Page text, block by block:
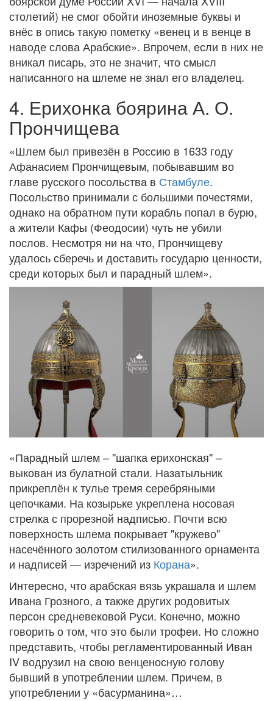
столетий) не смог обойти иноземные буквы и
внёс в опись такую пометку «венец и в венце в
наводе слова Арабские». Впрочем, если в них не
вникал писарь, это не значит, что смысл
написанного на шлеме не знал его владелец.
4. Ерихонка боярина А. О.
Прончищева
«Шлем был привезён в Россию в 1633 году
Афанасием Прончищевым, побывавшим во
главе русского посольства в Стамбуле.
Посольство принимали с большими почестями,
однако на обратном пути корабль попал в бурю,
а жители Кафы (Феодосии) чуть не убили
послов. Несмотря ни на что, Прончищеву
удалось сберечь и доставить государю ценности,
среди которых был и парадный шлем».
«Парадный шлем – "шапка ерихонская" –
выкован из булатной стали. Назатыльник
прикреплён к тулье тремя серебряными
цепочками. На козырьке укреплена носовая
стрелка с прорезной надписью. Почти всю
поверхность шлема покрывает "кружево"
насечённого золотом стилизованного орнамента
и надписей — изречений из Корана».
Интересно, что арабская вязь украшала и шлем
Ивана Грозного, а также других родовитых
персон средневековой Руси. Конечно, можно
говорить о том, что это были трофеи. Но сложно
представить, чтобы регламентированный Иван
IV водрузил на свою венценосную голову
бывший в употреблении шлем. Причем, в
употреблении у «басурманина»…